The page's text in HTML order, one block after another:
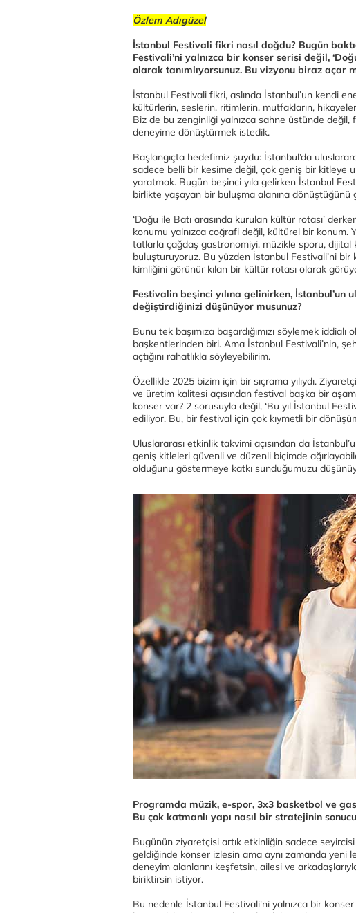
Özlem Adıgüzel
İstanbul Festivali fikri nasıl doğdu? Bugün
Festivali’ni yalnızca bir konser serisi değil,
olarak tanımlıyorsunuz. Bu vizyonu biraz açar
İstanbul Festivali fikri, aslında İstanbul’un kendi
kültürlerin, seslerin, ritimlerin, mutfakların,
Biz de bu zenginliği yalnızca sahne üstünde değil,
deneyime dönüştürmek istedik.
Başlangıçta hedefimiz şuydu: İstanbul’da
sadece belli bir kesime değil, çok geniş bir kitleye
yaratmak. Bugün beşinci yıla gelirken İstanbul
birlikte yaşayan bir buluşma alanına dönüştüğünü
‘Doğu ile Batı arasında kurulan kültür rotası’
konumu yalnızca coğrafi değil, kültürel bir konum.
tatlarla çağdaş gastronomiyi, müzikle sporu, dijital
buluşturuyoruz. Bu yüzden İstanbul Festivali’ni bir
kimliğini görünür kılan bir kültür rotası olarak
Festivalin beşinci yılına gelinirken,
değiştirdiğinizi düşünüyor musunuz?
Bunu tek başımıza başardığımızı söylemek
başkentlerinden biri. Ama İstanbul Festivali’nin,
açtığını rahatlıkla söyleyebilirim.
Özellikle 2025 bizim için bir sıçrama yılıydı.
ve üretim kalitesi açısından festival başka bir
konser var? 2 sorusuyla değil, ‘Bu yıl İstanbul
ediliyor. Bu, bir festival için çok kıymetli bir
Uluslararası etkinlik takvimi açısından da
geniş kitleleri güvenli ve düzenli biçimde
olduğunu göstermeye katkı sunduğumuzu
Programda müzik, e-spor, 3x3 basketbol ve
Bu çok katmanlı yapı nasıl bir stratejinin
Bugünün ziyaretçisi artık etkinliğin sadece
geldiğinde konser izlesin ama aynı zamanda yeni
deneyim alanlarını keşfetsin, ailesi ve
biriktirsin istiyor.
Bu nedenle İstanbul Festivali'ni yalnızca bir